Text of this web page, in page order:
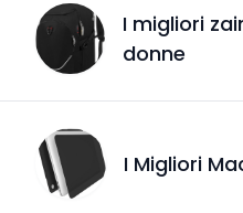
I migliori
donne
I Migliori